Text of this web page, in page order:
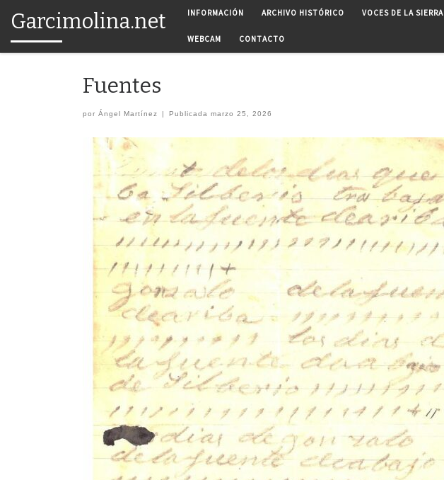
Saltar al contenido
Garcimolina.net INFORMACIÓN ARCHIVO HISTÓRICO VOCES DE LA SIERRA
WEBCAM CONTACTO
Fuentes
por Ángel Martínez | Publicadamarzo 25, 2026